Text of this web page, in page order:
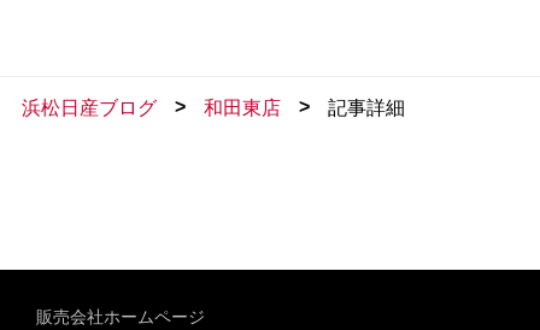
浜松日産ブログ > 和田東店 > 記事詳細
販売会社ホームページ